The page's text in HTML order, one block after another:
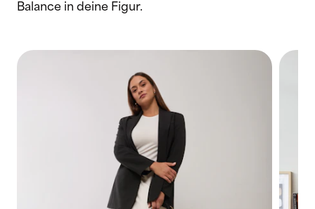
Balance in deine Figur.